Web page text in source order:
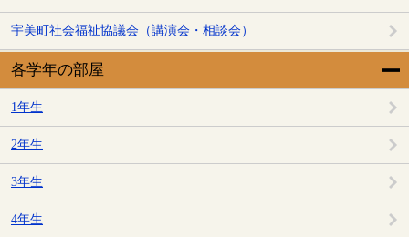
宇美町社会福祉協議会（講演会・相談会）
各学年の部屋
1年生
2年生
3年生
4年生